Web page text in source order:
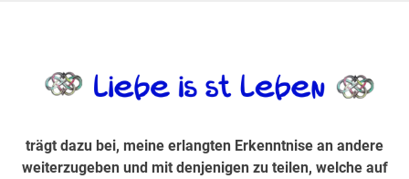
Suche sind, egal in welchen Bereichen.
trägt dazu bei, meine erlangten Erkenntnise an andere
weiterzugeben und mit denjenigen zu teilen, welche auf